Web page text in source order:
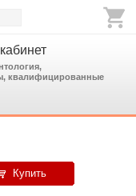
квалифицированные
Купить